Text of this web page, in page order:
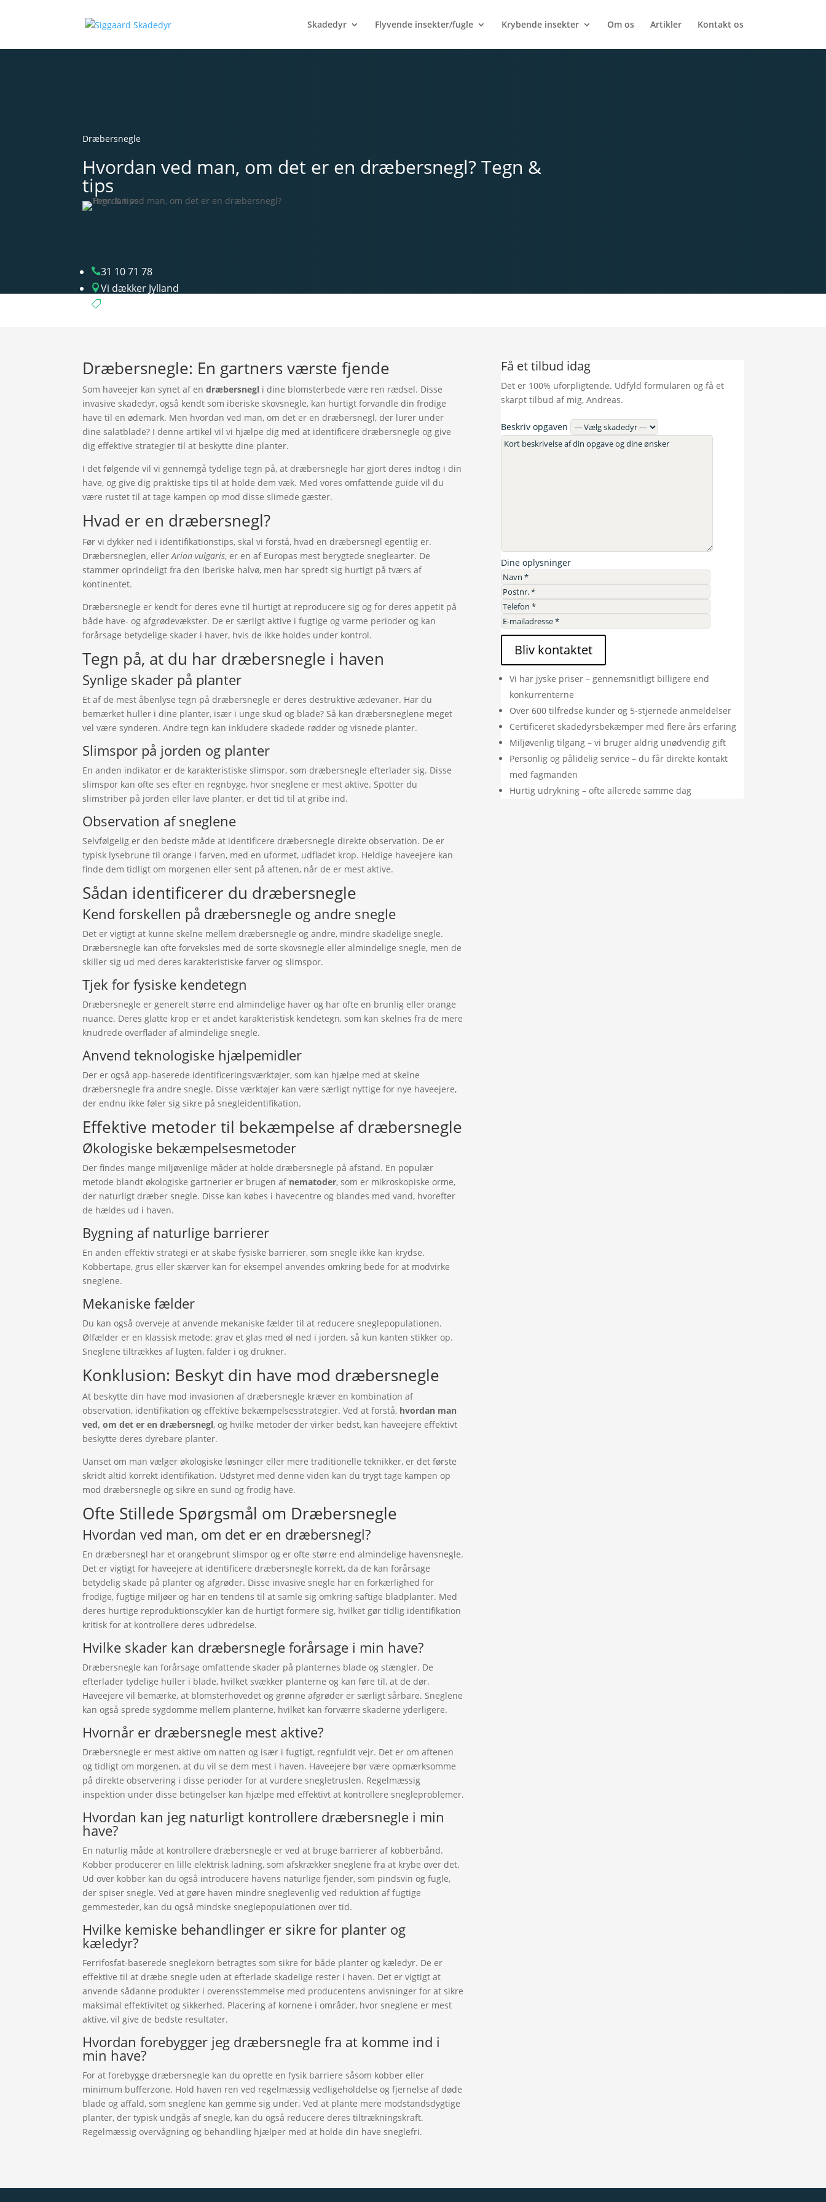
Skadedyr Flyvende insekter/fugle Krybende insekter Om os Artikler Kontakt os
Dræbersnegle
Hvordan ved man, om det er en dræbersnegl? Tegn &
tips
31 10 71 78
Vi dækker Jylland

Dræbersnegle: En gartners værste fjende
Som haveejer kan synet af endræbersnegl i dine blomsterbede være ren rædsel. Disse
invasive skadedyr, også kendt som iberiske skovsnegle, kan hurtigt forvandle din frodige
have til en ødemark. Men hvordan ved man, om det er en dræbersnegl, der lurer under
dine salatblade? I denne artikel vil vi hjælpe dig med at identificere dræbersnegle og give
dig effektive strategier til at beskytte dine planter.
I det følgende vil vi gennemgå tydelige tegn på, at dræbersnegle har gjort deres indtog i din
have, og give dig praktiske tips til at holde dem væk. Med vores omfattende guide vil du
være rustet til at tage kampen op mod disse slimede gæster.
Hvad er en dræbersnegl?
Før vi dykker ned i identifikationstips, skal vi forstå, hvad en dræbersnegl egentlig er.
Dræbersneglen, ellerArion vulgaris, er en af Europas mest berygtede sneglearter. De
stammer oprindeligt fra den Iberiske halvø, men har spredt sig hurtigt på tværs af
kontinentet.
Dræbersnegle er kendt for deres evne til hurtigt at reproducere sig og for deres appetit på
både have- og afgrødevækster. De er særligt aktive i fugtige og varme perioder og kan
forårsage betydelige skader i haver, hvis de ikke holdes under kontrol.
Tegn på, at du har dræbersnegle i haven
Synlige skader på planter
Et af de mest åbenlyse tegn på dræbersnegle er deres destruktive ædevaner. Har du
bemærket huller i dine planter, især i unge skud og blade? Så kan dræbersneglene meget
vel være synderen. Andre tegn kan inkludere skadede rødder og visnede planter.
Slimspor på jorden og planter
En anden indikator er de karakteristiske slimspor, som dræbersnegle efterlader sig. Disse
slimspor kan ofte ses efter en regnbyge, hvor sneglene er mest aktive. Spotter du
slimstriber på jorden eller lave planter, er det tid til at gribe ind.
Observation af sneglene
Selvfølgelig er den bedste måde at identificere dræbersnegle direkte observation. De er
typisk lysebrune til orange i farven, med en uformet, udfladet krop. Heldige haveejere kan
finde dem tidligt om morgenen eller sent på aftenen, når de er mest aktive.
Sådan identificerer du dræbersnegle
Kend forskellen på dræbersnegle og andre snegle
Det er vigtigt at kunne skelne mellem dræbersnegle og andre, mindre skadelige snegle.
Dræbersnegle kan ofte forveksles med de sorte skovsnegle eller almindelige snegle, men de
skiller sig ud med deres karakteristiske farver og slimspor.
Tjek for fysiske kendetegn
Dræbersnegle er generelt større end almindelige haver og har ofte en brunlig eller orange
nuance. Deres glatte krop er et andet karakteristisk kendetegn, som kan skelnes fra de mere
knudrede overflader af almindelige snegle.
Anvend teknologiske hjælpemidler
Der er også app-baserede identificeringsværktøjer, som kan hjælpe med at skelne
dræbersnegle fra andre snegle. Disse værktøjer kan være særligt nyttige for nye haveejere,
der endnu ikke føler sig sikre på snegleidentifikation.
Effektive metoder til bekæmpelse af dræbersnegle
Økologiske bekæmpelsesmetoder
Der findes mange miljøvenlige måder at holde dræbersnegle på afstand. En populær
metode blandt økologiske gartnerier er brugen af nematoder, som er mikroskopiske orme,
der naturligt dræber snegle. Disse kan købes i havecentre og blandes med vand, hvorefter
de hældes ud i haven.
Bygning af naturlige barrierer
En anden effektiv strategi er at skabe fysiske barrierer, som snegle ikke kan krydse.
Kobbertape, grus eller skærver kan for eksempel anvendes omkring bede for at modvirke
sneglene.
Mekaniske fælder
Du kan også overveje at anvende mekaniske fælder til at reducere sneglepopulationen.
Ølfælder er en klassisk metode: grav et glas med øl ned i jorden, så kun kanten stikker op.
Sneglene tiltrækkes af lugten, falder i og drukner.
Konklusion: Beskyt din have mod dræbersnegle
At beskytte din have mod invasionen af dræbersnegle kræver en kombination af
observation, identifikation og effektive bekæmpelsesstrategier. Ved at forstå, hvordan man
ved, om det er en dræbersnegl, og hvilke metoder der virker bedst, kan haveejere effektivt
beskytte deres dyrebare planter.
Uanset om man vælger økologiske løsninger eller mere traditionelle teknikker, er det første
skridt altid korrekt identifikation. Udstyret med denne viden kan du trygt tage kampen op
mod dræbersnegle og sikre en sund og frodig have.
Ofte Stillede Spørgsmål om Dræbersnegle
Hvordan ved man, om det er en dræbersnegl?
En dræbersnegl har et orangebrunt slimspor og er ofte større end almindelige havensnegle.
Det er vigtigt for haveejere at identificere dræbersnegle korrekt, da de kan forårsage
betydelig skade på planter og afgrøder. Disse invasive snegle har en forkærlighed for
frodige, fugtige miljøer og har en tendens til at samle sig omkring saftige bladplanter. Med
deres hurtige reproduktionscykler kan de hurtigt formere sig, hvilket gør tidlig identifikation
kritisk for at kontrollere deres udbredelse.
Hvilke skader kan dræbersnegle forårsage i min have?
Dræbersnegle kan forårsage omfattende skader på planternes blade og stængler. De
efterlader tydelige huller i blade, hvilket svækker planterne og kan føre til, at de dør.
Haveejere vil bemærke, at blomsterhovedet og grønne afgrøder er særligt sårbare. Sneglene
kan også sprede sygdomme mellem planterne, hvilket kan forværre skaderne yderligere.
Hvornår er dræbersnegle mest aktive?
Dræbersnegle er mest aktive om natten og især i fugtigt, regnfuldt vejr. Det er om aftenen
og tidligt om morgenen, at du vil se dem mest i haven. Haveejere bør være opmærksomme
på direkte observering i disse perioder for at vurdere snegletruslen. Regelmæssig
inspektion under disse betingelser kan hjælpe med effektivt at kontrollere snegleproblemer.
Hvordan kan jeg naturligt kontrollere dræbersnegle i min
have?
En naturlig måde at kontrollere dræbersnegle er ved at bruge barrierer af kobberbånd.
Kobber producerer en lille elektrisk ladning, som afskrækker sneglene fra at krybe over det.
Ud over kobber kan du også introducere havens naturlige fjender, som pindsvin og fugle,
der spiser snegle. Ved at gøre haven mindre sneglevenlig ved reduktion af fugtige
gemmesteder, kan du også mindske sneglepopulationen over tid.
Hvilke kemiske behandlinger er sikre for planter og
kæledyr?
Ferrifosfat-baserede sneglekorn betragtes som sikre for både planter og kæledyr. De er
effektive til at dræbe snegle uden at efterlade skadelige rester i haven. Det er vigtigt at
anvende sådanne produkter i overensstemmelse med producentens anvisninger for at sikre
maksimal effektivitet og sikkerhed. Placering af kornene i områder, hvor sneglene er mest
aktive, vil give de bedste resultater.
Hvordan forebygger jeg dræbersnegle fra at komme ind i
min have?
For at forebygge dræbersnegle kan du oprette en fysik barriere såsom kobber eller
minimum bufferzone. Hold haven ren ved regelmæssig vedligeholdelse og fjernelse af døde
blade og affald, som sneglene kan gemme sig under. Ved at plante mere modstandsdygtige
planter, der typisk undgås af snegle, kan du også reducere deres tiltrækningskraft.
Regelmæssig overvågning og behandling hjælper med at holde din have sneglefri.
Få et tilbud idag
Det er 100% uforpligtende. Udfyld formularen og få et
skarpt tilbud af mig, Andreas.
Beskriv opgaven
Dine oplysninger
Bliv kontaktet
Vi har jyske priser – gennemsnitligt billigere end
konkurrenterne
Over 600 tilfredse kunder og 5-stjernede anmeldelser
Certificeret skadedyrsbekæmper med flere års erfaring
Miljøvenlig tilgang – vi bruger aldrig unødvendig gift
Personlig og pålidelig service – du får direkte kontakt
med fagmanden
Hurtig udrykning – ofte allerede samme dag